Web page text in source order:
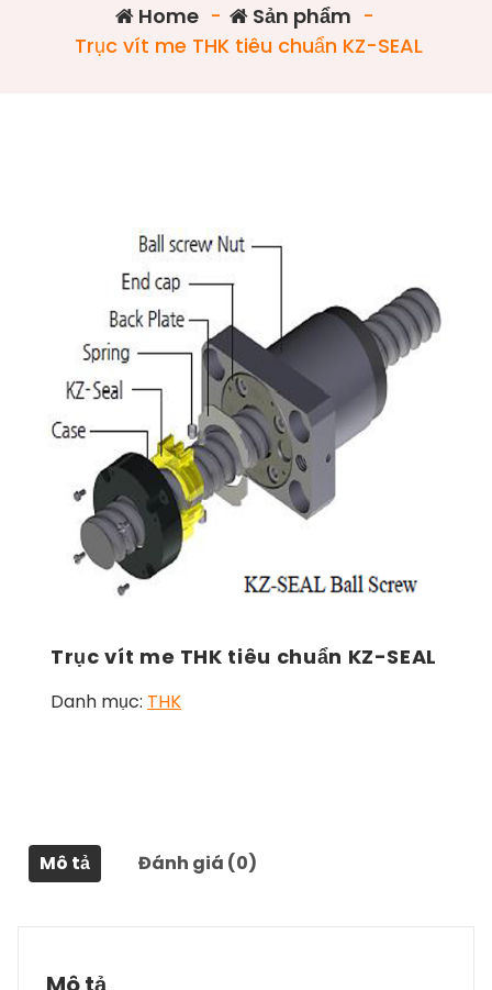
Home- Sản phẩm -
Trục vít me THK tiêu chuẩn KZ-SEAL
Trục vít me THK tiêu chuẩn KZ-SEAL
Danh mục: THK
Mô tả Đánh giá (0)